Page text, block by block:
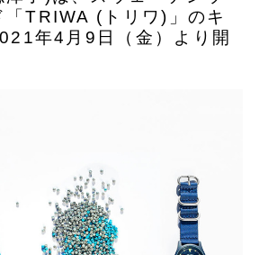
「TRIWA (トリワ)」のキ
年4月9日（金）より開